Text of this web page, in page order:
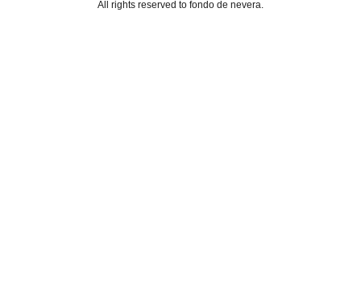
All rights reserved to fondo de nevera.